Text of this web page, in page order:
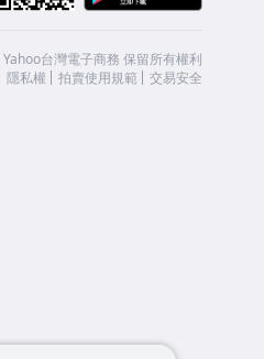
Yahoo台灣電子商務 保留所有權利
隱私權 拍賣使用規範 交易安全